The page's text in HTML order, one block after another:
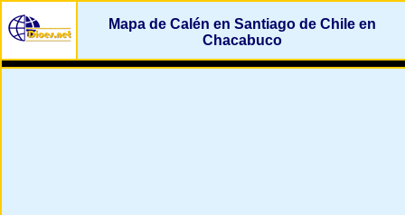
Mapa de Calén en Santiago de Chile en
Chacabuco